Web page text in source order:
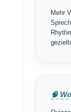
Mehr
🧠